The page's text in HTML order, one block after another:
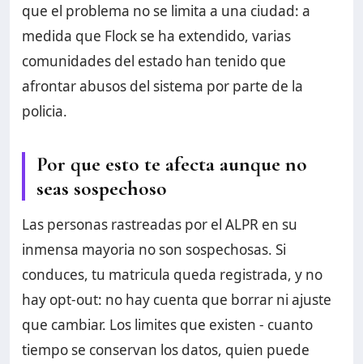
que el problema no se limita a una ciudad: a
medida que Flock se ha extendido, varias
comunidades del estado han tenido que
afrontar abusos del sistema por parte de la
policia.
Por que esto te afecta aunque no
seas sospechoso
Las personas rastreadas por el ALPR en su
inmensa mayoria no son sospechosas. Si
conduces, tu matricula queda registrada, y no
hay opt-out: no hay cuenta que borrar ni ajuste
que cambiar. Los limites que existen - cuanto
tiempo se conservan los datos, quien puede